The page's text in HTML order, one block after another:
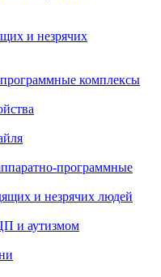
и незрячих
комплексы
программные
и незрячих людей
и аутизмом